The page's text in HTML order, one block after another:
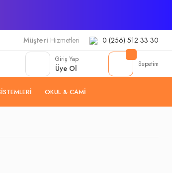
Müşteri Hizmetleri 0 (256) 512 33 30
Giriş Yap
Üye Ol Sepetim
OKUL & CAMI